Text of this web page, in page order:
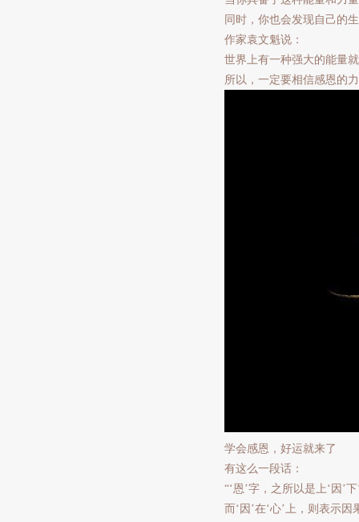
同时，你也会发现自己的
作家袁文魁说：
世界上有一种强大的能量
所以，一定要相信感恩的
学会感恩，好运就来了
有这么一段话：
“‘恩’字，之所以是上‘因’
而‘因’在‘心’上，则表示